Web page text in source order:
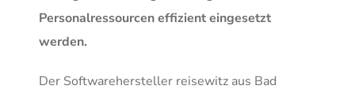
Personalressourcen effizient eingesetzt
werden.
Der Softwarehersteller reisewitz aus Bad